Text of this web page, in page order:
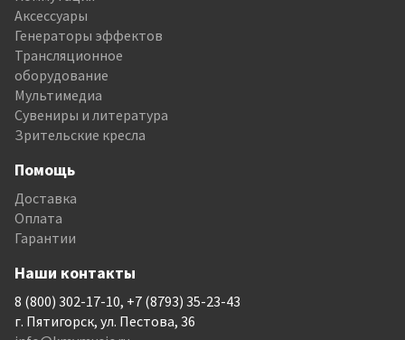
Аксессуары
Генераторы эффектов
Трансляционное
оборудование
Мультимедиа
Сувениры и литература
Зрительские кресла
Помощь
Доставка
Оплата
Гарантии
Наши контакты
8 (800) 302-17-10, +7 (8793) 35-23-43
г. Пятигорск, ул. Пестова, 36